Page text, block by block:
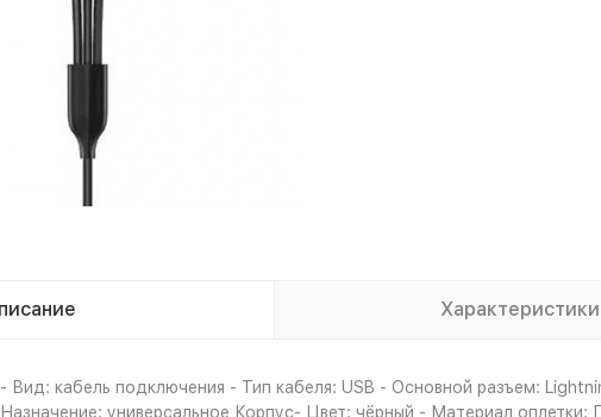
Характеристики
Вид: кабель подключения - Тип кабеля: USB - Основной разъем:
универсальное Корпус- Цвет: чёрный - Материал